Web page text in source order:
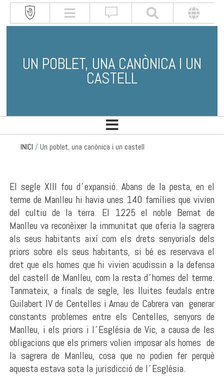
UN POBLET, UNA CANÒNICA I UN
CASTELL
INICI / Un poblet, una canònica i un castell
El segle XIII fou d´expansió. Abans de la pesta, en el
terme de Manlleu hi havia unes 140 famílies que vivien
del cultiu de la terra. El 1225 el noble Bernat de
Manlleu va reconèixer la immunitat que oferia la sagrera
als seus habitants així com els drets senyorials dels
priors sobre els seus habitants, si bé es reservava el
dret que els homes que hi vivien acudissin a la defensa
del castell de Manlleu, com la resta d´homes del terme.
Tanmateix, a finals de segle, les lluites feudals entre
Guilabert IV de Centelles i Arnau de Cabrera van generar
constants problemes entre els Centelles, senyors de
Manlleu, i els priors i l´Església de Vic, a causa de les
obligacions que els primers volien imposar als homes de
la sagrera de Manlleu, cosa que no podien fer perquè
aquesta estava sota la jurisdicció de l´Església.